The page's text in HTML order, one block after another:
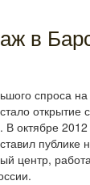
в
спроса
открытие
октябре
публике
центр,